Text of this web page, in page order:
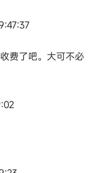
费了吧。大可不必